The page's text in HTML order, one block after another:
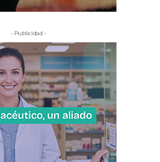
- Publicidad -